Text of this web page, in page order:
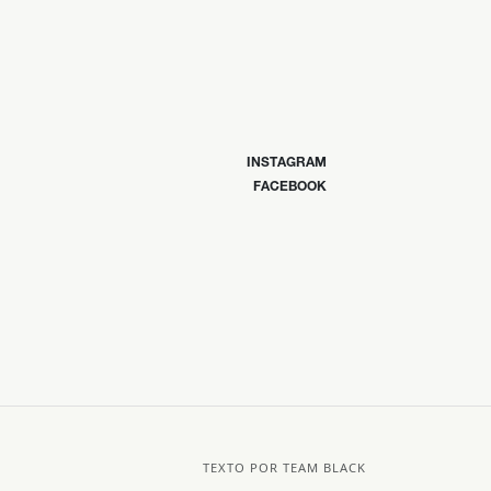
INSTAGRAM
FACEBOOK
TEXTO POR TEAM BLACK